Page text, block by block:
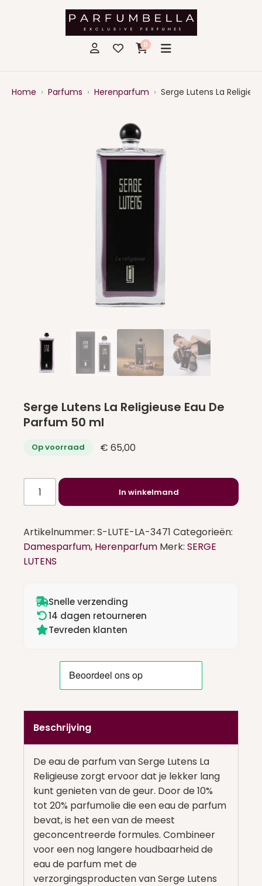
0
Home › Parfums › Herenparfum › Serge Lutens La
Serge Lutens La Religieuse Eau De
Parfum 50 ml
Op voorraad € 65,00
Lutens
Religieuse
Eau
De
aantal
In winkelmand
Artikelnummer: S-LUTE-LA-3471 Categorieën:
Damesparfum, Herenparfum Merk: SERGE
LUTENS
Snelle verzending
14 dagen retourneren
Tevreden klanten
Beschrijving
De eau de parfum van Serge Lutens La
Religieuse zorgt ervoor dat je lekker lang
kunt genieten van de geur. Door de 10%
tot 20% parfumolie die een eau de parfum
bevat, is het een van de meest
geconcentreerde formules. Combineer
voor een nog langere houdbaarheid de
eau de parfum met de
verzorgingsproducten van Serge Lutens